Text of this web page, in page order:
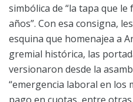
simbólica de “la tapa que
años”. Con esa consigna,
esquina que homenajea a
gremial histórica, las
versionaron desde la
“emergencia laboral en los